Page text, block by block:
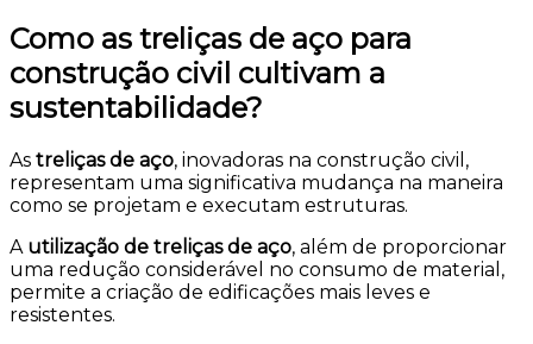
Como as treliças de aço para
construção civil cultivam a
sustentabilidade?
As treliças de aço, inovadoras na construção civil,
representam uma significativa mudança na maneira
como se projetam e executam estruturas.
A utilização de treliças de aço, além de proporcionar
uma redução considerável no consumo de material,
permite a criação de edificações mais leves e
resistentes.